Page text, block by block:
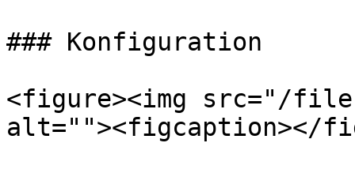
### Konfiguration
<figure><img src="/files/
alt=""><figcaption></